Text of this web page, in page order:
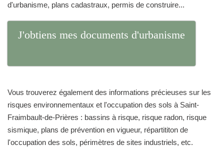
d'urbanisme, plans cadastraux, permis de construire...
J'obtiens mes documents d'urbanisme
Vous trouverez également des informations précieuses sur les
risques environnementaux et l'occupation des sols à Saint-
Fraimbault-de-Prières : bassins à risque, risque radon, risque
sismique, plans de prévention en vigueur, répartititon de
l'occupation des sols, périmètres de sites industriels, etc.